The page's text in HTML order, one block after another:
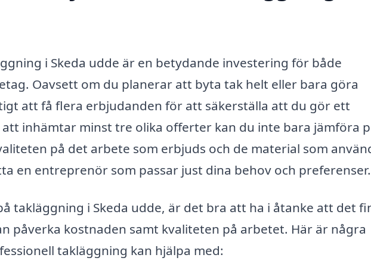
i Skeda udde är en betydande investering för både
Oavsett om du planerar att byta tak helt eller bara göra
att få flera erbjudanden för att säkerställa att du gör ett
inhämtar minst tre olika offerter kan du inte bara jämföra
på det arbete som erbjuds och de material som
en entreprenör som passar just dina behov och preferenser.
takläggning i Skeda udde, är det bra att ha i åtanke att det
påverka kostnaden samt kvaliteten på arbetet. Här är några
takläggning kan hjälpa med: